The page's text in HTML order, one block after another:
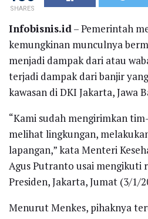
SHARES
Infobisnis.id– Pemerintah
kemungkinan munculnya
menjadi dampak dari atau
terjadi dampak dari banjir
kawasan di DKI Jakarta, Jawa
“Kami sudah mengirimkan
melihat lingkungan,
lapangan,” kata Menteri
Agus Putranto usai
Presiden, Jakarta, Jumat (3/1/
Menurut Menkes, pihaknya